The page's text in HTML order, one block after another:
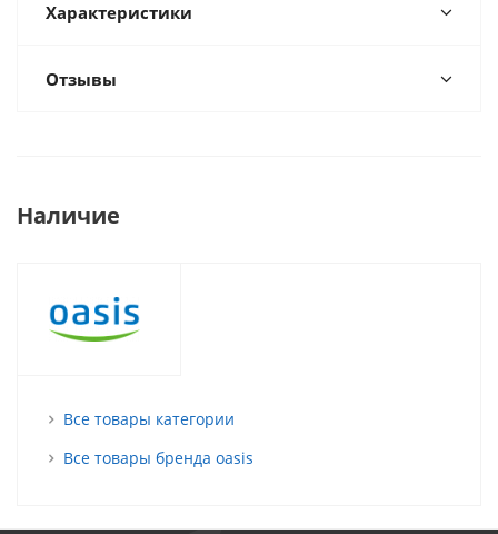
Характеристики
Отзывы
Наличие
Все товары категории
Все товары бренда oasis